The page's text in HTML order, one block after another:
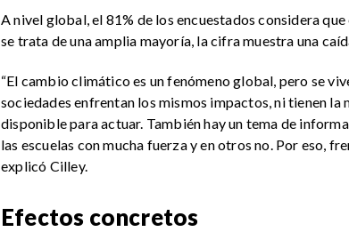
A nivel global, el 81% de los encuestados considera
se trata de una amplia mayoría, la cifra muestra una
“El cambio climático es un fenómeno global, pero se
sociedades enfrentan los mismos impactos, ni tienen
disponible para actuar. También hay un tema de
las escuelas con mucha fuerza y en otros no. Por eso,
explicó Cilley.
Efectos concretos